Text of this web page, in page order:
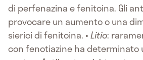
di perfenazina e fenitoina. Gli
provocare un aumento o una
sierici di fenitoina. •Litio:
con fenotiazine ha determinato